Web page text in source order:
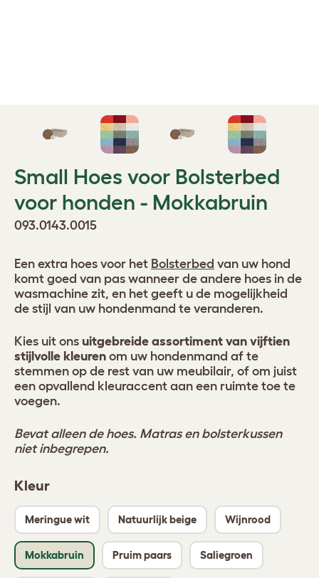
Small Hoes voor Bolsterbed
voor honden - Mokkabruin
093.0143.0015
Kleur
Meringue wit Natuurlijk beige Wijnrood
Mokkabruin Pruim paars Saliegroen
Een extra hoes voor het Bolsterbed van uw hond
komt goed van pas wanneer de andere hoes in de
wasmachine zit, en het geeft u de mogelijkheid
de stijl van uw hondenmand te veranderen.
Kies uit ons uitgebreide assortiment van vijftien
stijlvolle kleuren om uw hondenmand af te
stemmen op de rest van uw meubilair, of om juist
een opvallend kleuraccent aan een ruimte toe te
voegen.
Bevat alleen de hoes. Matras en bolsterkussen
niet inbegrepen.